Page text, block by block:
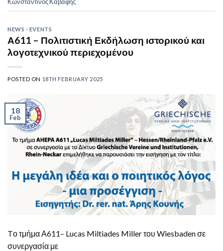
NEWS - EVENTS
Α611 – Πολιτιστική Εκδήλωση ιστορικού και
λογοτεχνικού περιεχομένου
POSTED ON 18TH FEBRUARY 2025
18
Feb
Tο τμήμα Α611– Lucas Miltiades Miller του Wiesbaden σε
συνεργασία με